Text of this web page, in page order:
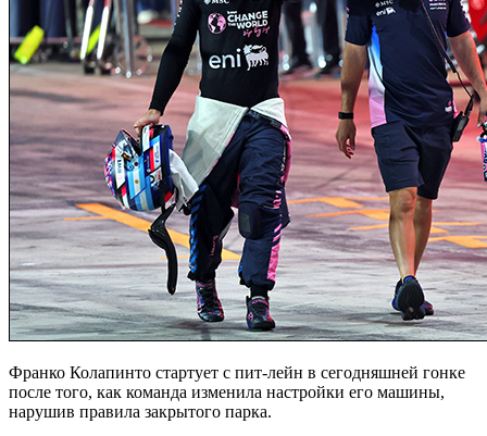
Франко Колапинто стартует с пит-лейн в сегодняшней гонке
после того, как команда изменила настройки его машины,
нарушив правила закрытого парка.